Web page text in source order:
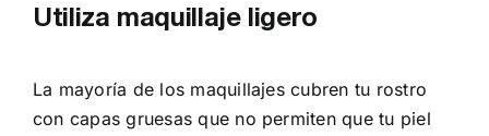
Utiliza maquillaje ligero
La mayoría de los maquillajes cubren tu rostro
con capas gruesas que no permiten que tu piel